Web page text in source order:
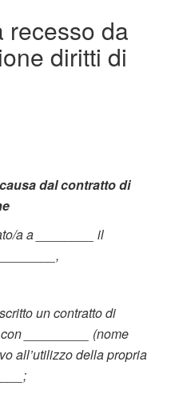
recesso da
diritti di
dal contratto di
a a ________ il
un contratto di
_________ (nome
all’utilizzo della propria